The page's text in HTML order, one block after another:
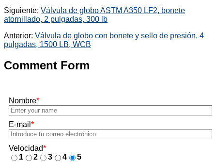
Siguiente: Válvula de globo ASTM A350 LF2, bonete
atornillado, 2 pulgadas, 300 lb
Anterior: Válvula de globo con bonete y sello de presión, 4
pulgadas, 1500 LB, WCB
Comment Form
Nombre*
E-mail *
Velocidad*
1
2 3 4
5